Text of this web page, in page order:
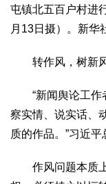
屯镇北五百户村进
月13日摄）。新华
转作风，树新
“新闻舆论工作者
察实情、说实话、
质的作品。”习近平
作风问题本质上